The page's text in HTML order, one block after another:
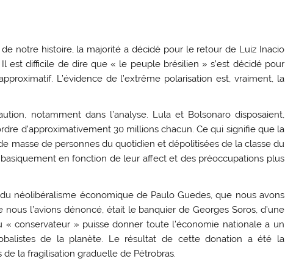
notre histoire, la majorité a décidé pour le retour de Luiz Inacio
est difficile de dire que « le peuple brésilien » s’est décidé pour
L’évidence de l’extrême polarisation est, vraiment, la
notamment dans l’analyse. Lula et Bolsonaro disposaient,
d’approximativement 30 millions chacun. Ce qui signifie que la
masse de personnes du quotidien et dépolitisées de la classe du
en fonction de leur affect et des préoccupations plus
néolibéralisme économique de Paulo Guedes, que nous avons
l’avions dénoncé, était le banquier de Georges Soros, d’une
« conservateur » puisse donner toute l’économie nationale a un
de la planète. Le résultat de cette donation a été la
la fragilisation graduelle de Pétrobras.